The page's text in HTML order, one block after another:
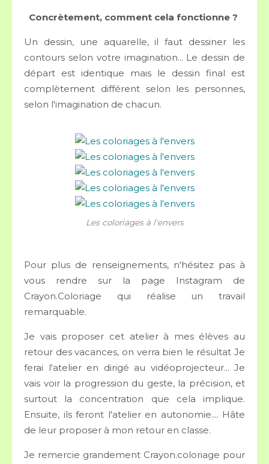
Concrètement, comment cela fonctionne ?
Un dessin, une aquarelle, il faut dessiner les
contours selon votre imagination... Le dessin de
départ est identique mais le dessin final est
complètement différent selon les personnes,
selon l'imagination de chacun.
Les coloriages à l'envers
Pour plus de renseignements, n'hésitez pas à
vous rendre sur la page Instagram de
Crayon.Coloriage qui réalise un travail
remarquable.
Je vais proposer cet atelier à mes élèves au
retour des vacances, on verra bien le résultat Je
ferai l'atelier en dirigé au vidéoprojecteur... Je
vais voir la progression du geste, la précision, et
surtout la concentration que cela implique.
Ensuite, ils feront l'atelier en autonomie.... Hâte
de leur proposer à mon retour en classe.
Je remercie grandement Crayon.coloriage pour